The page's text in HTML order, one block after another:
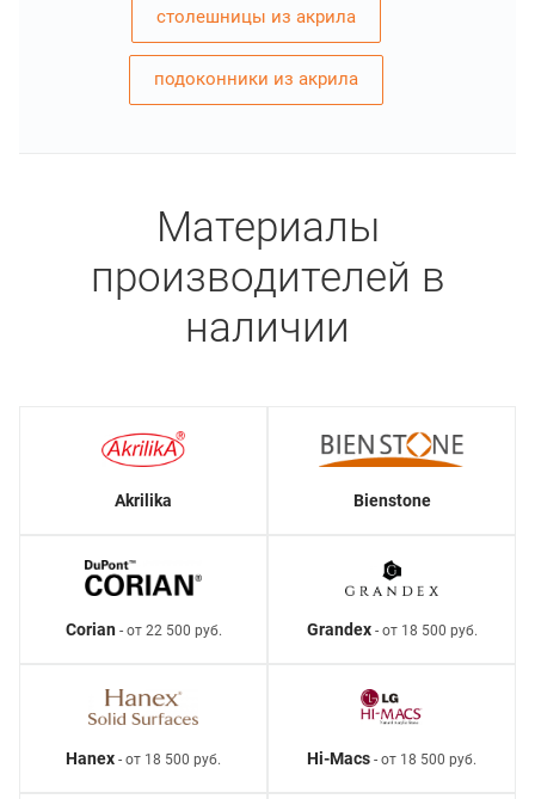
столешницы из акрила
подоконники из акрила
Материалы
производителей в
наличии
Akrilika Bienstone
Corian- от 22 500 руб. Grandex- от 18 500 руб.
Hanex - от 18 500 руб. Hi-Macs - от 18 500 руб.